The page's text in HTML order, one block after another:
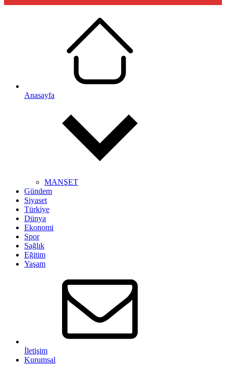
Anasayfa
MANŞET
Gündem
Siyaset
Türkiye
Dünya
Ekonomi
Spor
Sağlık
Eğitim
Yaşam
İletişim
Kurumsal